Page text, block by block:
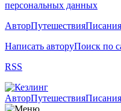
персональных данных
АвторПутешествияПисания
Написать авторуПоиск по
RSS
АвторПутешествияПисания